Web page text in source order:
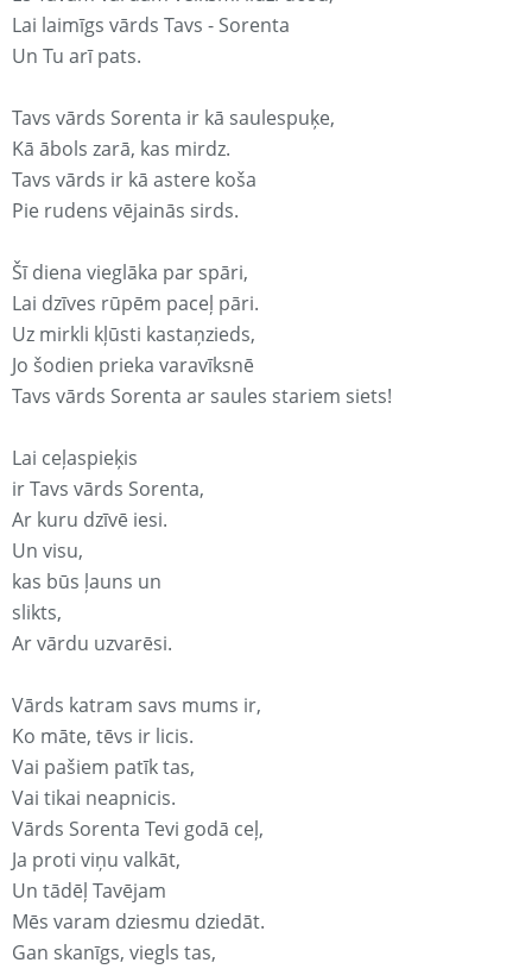
Lai laimīgs vārds Tavs - Sorenta
Un Tu arī pats.
Tavs vārds Sorenta ir kā saulespuķe,
Kā ābols zarā, kas mirdz.
Tavs vārds ir kā astere koša
Pie rudens vējainās sirds.
Šī diena vieglāka par spāri,
Lai dzīves rūpēm paceļ pāri.
Uz mirkli kļūsti kastaņzieds,
Jo šodien prieka varavīksnē
Tavs vārds Sorenta ar saules stariem siets!
Lai ceļaspieķis
ir Tavs vārds Sorenta,
Ar kuru dzīvē iesi.
Un visu,
kas būs ļauns un
slikts,
Ar vārdu uzvarēsi.
Vārds katram savs mums ir,
Ko māte, tēvs ir licis.
Vai pašiem patīk tas,
Vai tikai neapnicis.
Vārds Sorenta Tevi godā ceļ,
Ja proti viņu valkāt,
Un tādēļ Tavējam
Mēs varam dziesmu dziedāt.
Gan skanīgs, viegls tas,